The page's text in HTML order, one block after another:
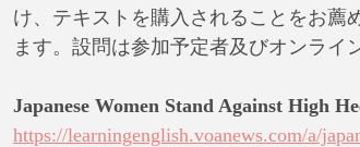
け、テキストを購入されることをお薦
ます。設問は参加予定者及びオンライ
Japanese Women Stand Against High
https://learningenglish.voanews.com/a/